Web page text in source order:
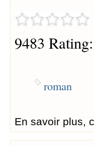
9483 Rating:
roman
En savoir plus,